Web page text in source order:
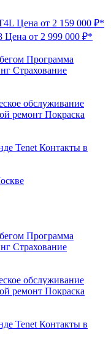
Цена от 2 159 000 ₽*
Цена от 2 999 000 ₽*
Программа
Страхование
обслуживание
ремонт Покраска
Tenet Контакты в
Программа
Страхование
обслуживание
ремонт Покраска
Tenet Контакты в